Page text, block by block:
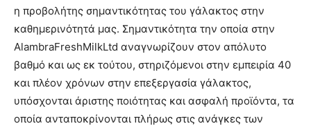
η προβολήτης σημαντικότητας του γάλακτος στην
καθημερινότητά μας. Σημαντικότητα την οποία στην
AlambraFreshMilkLtd αναγνωρίζουν στον απόλυτο
βαθμό και ως εκ τούτου, στηριζόμενοι στην εμπειρία 40
και πλέον χρόνων στην επεξεργασία γάλακτος,
υπόσχονται άριστης ποιότητας και ασφαλή προϊόντα, τα
οποία ανταποκρίνονται πλήρως στις ανάγκες των